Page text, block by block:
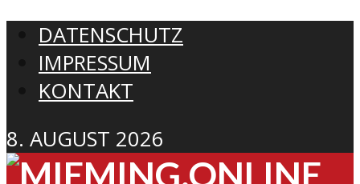
DATENSCHUTZ
IMPRESSUM
KONTAKT
8. AUGUST 2026